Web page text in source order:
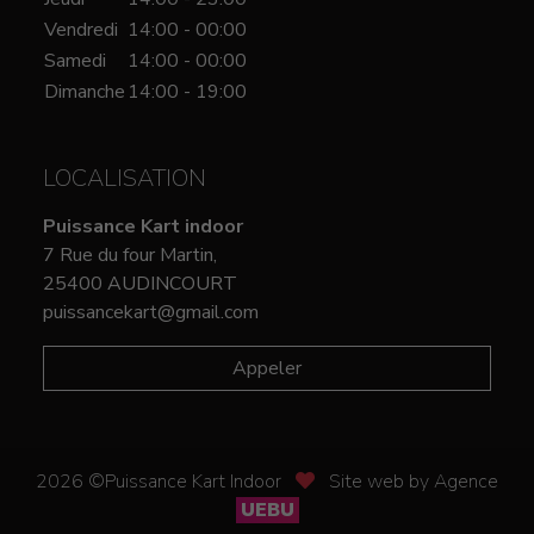
Vendredi 14:00 - 00:00
Samedi
14:00 - 00:00
Dimanche 14:00 - 19:00
LOCALISATION
Puissance Kart indoor
7 Rue du four Martin,
25400 AUDINCOURT
puissancekart@gmail.com
Appeler
2026 ©Puissance Kart Indoor
Site web by Agence
UEBU